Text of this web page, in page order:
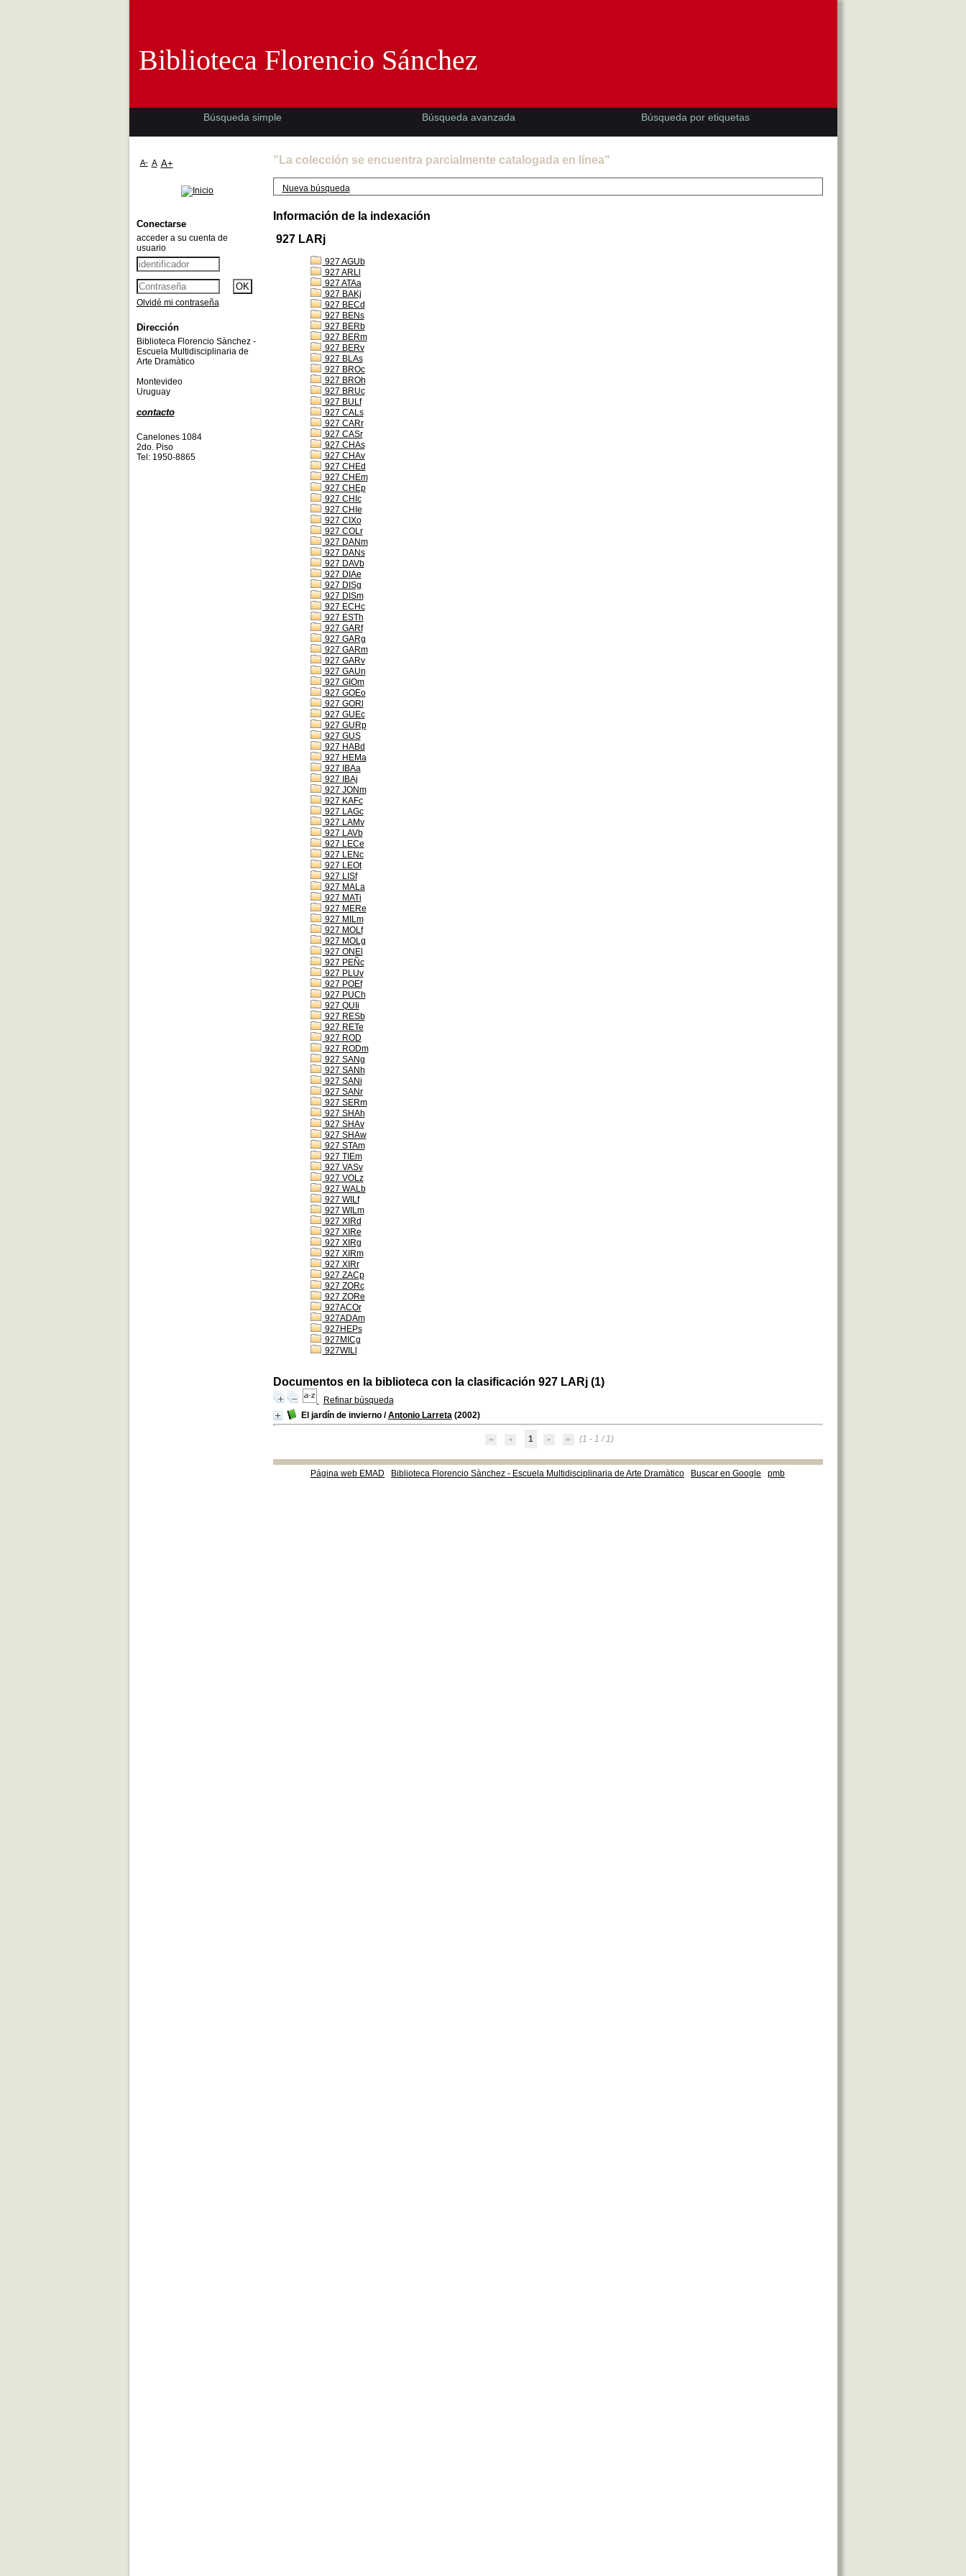
"La colección se encuentra parcialmente catalogada en línea"
Nueva búsqueda
Información de la indexación
927 LARj
927 AGUb
927 ARLl
927 ATAa
927 BAKj
927 BECd
927 BENs
927 BERb
927 BERm
927 BERv
927 BLAs
927 BROc
927 BROh
927 BRUc
927 BULf
927 CALs
927 CARr
927 CASr
927 CHAs
927 CHAv
927 CHEd
927 CHEm
927 CHEp
927 CHIc
927 CHIe
927 CIXo
927 COLr
927 DANm
927 DANs
927 DAVb
927 DIAe
927 DISg
927 DISm
927 ECHc
927 ESTh
927 GARf
927 GARg
927 GARm
927 GARv
927 GAUn
927 GIOm
927 GOEo
927 GORl
927 GUEc
927 GURp
927 GUS
927 HABd
927 HEMa
927 IBAa
927 IBAj
927 JONm
927 KAFc
927 LAGc
927 LAMv
927 LAVb
927 LECe
927 LENc
927 LEOt
927 LISf
927 MALa
927 MATi
927 MERe
927 MILm
927 MOLf
927 MOLg
927 ONEl
927 PEÑc
927 PLUv
927 POEf
927 PUCh
927 QUIi
927 RESb
927 RETe
927 ROD
927 RODm
927 SANg
927 SANh
927 SANi
927 SANr
927 SERm
927 SHAh
927 SHAv
927 SHAw
927 STAm
927 TIEm
927 VASv
927 VOLz
927 WALb
927 WILf
927 WILm
927 XIRd
927 XIRe
927 XIRg
927 XIRm
927 XIRr
927 ZACp
927 ZORc
927 ZORe
927ACOr
927ADAm
927HEPs
927MICg
927WILl
Documentos en la biblioteca con la clasificación 927 LARj (1)
Refinar búsqueda
El jardín de invierno/Antonio Larreta(2002)
1 (1 - 1 / 1)
Página web EMAD Biblioteca Florencio Sànchez - Escuela Multidisciplinaria de Arte Dramàtico Buscar en Google pmb
Biblioteca Florencio Sánchez
Búsqueda simple Búsqueda avanzada Búsqueda por etiquetas
A- A A+
Conectarse
acceder a su cuenta de
usuario
Olvidé mi contraseña
Dirección
Biblioteca Florencio Sànchez -
Escuela Multidisciplinaria de
Arte Dramàtico
Montevideo
Uruguay
contacto
Canelones 1084
2do. Piso
Tel: 1950-8865